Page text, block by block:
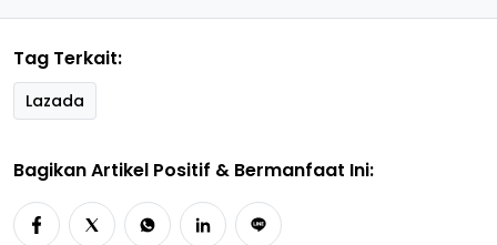
Tag Terkait:
Lazada
Bagikan Artikel Positif & Bermanfaat Ini: